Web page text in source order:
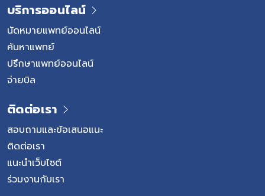
บริการออนไลน์
นัดหมายแพทย์ออนไลน์
ค้นหาแพทย์
ปรึกษาแพทย์ออนไลน์
จ่ายบิล
ติดต่อเรา
สอบถามและข้อเสนอแนะ
ติดต่อเรา
แนะนำเว็บไซต์
ร่วมงานกับเรา